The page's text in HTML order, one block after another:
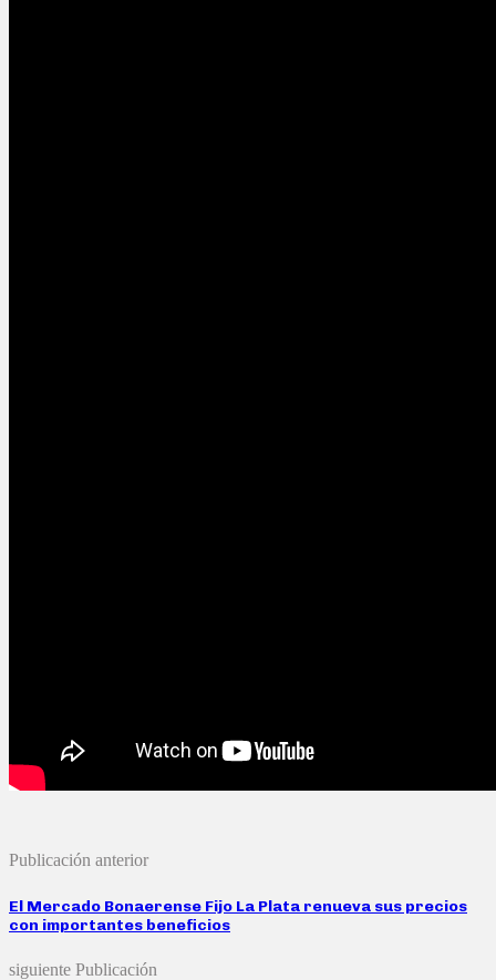
Publicación anterior
El Mercado Bonaerense Fijo La Plata renueva sus precios
con importantes beneficios
siguiente Publicación